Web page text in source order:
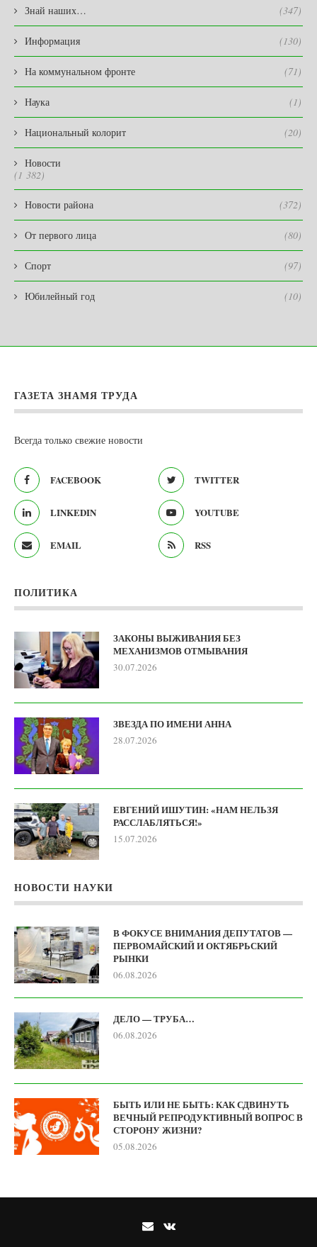
Знай наших… (347)
Информация (130)
На коммунальном фронте (71)
Наука (1)
Национальный колорит (20)
Новости
(1 382)
Новости района (372)
От первого лица (80)
Спорт (97)
Юбилейный год (10)
ГАЗЕТА ЗНАМЯ ТРУДА
Всегда только свежие новости
FACEBOOK TWITTER
LINKEDIN YOUTUBE
EMAIL RSS
ПОЛИТИКА
ЗАКОНЫ ВЫЖИВАНИЯ БЕЗ
МЕХАНИЗМОВ ОТМЫВАНИЯ
30.07.2026
ЗВЕЗДА ПО ИМЕНИ АННА
28.07.2026
ЕВГЕНИЙ ИШУТИН: «НАМ НЕЛЬЗЯ
РАССЛАБЛЯТЬСЯ!»
15.07.2026
НОВОСТИ НАУКИ
В ФОКУСЕ ВНИМАНИЯ ДЕПУТАТОВ —
ПЕРВОМАЙСКИЙ И ОКТЯБРЬСКИЙ
РЫНКИ
06.08.2026
ДЕЛО — ТРУБА…
06.08.2026
БЫТЬ ИЛИ НЕ БЫТЬ: КАК СДВИНУТЬ
ВЕЧНЫЙ РЕПРОДУКТИВНЫЙ ВОПРОС В
СТОРОНУ ЖИЗНИ?
05.08.2026